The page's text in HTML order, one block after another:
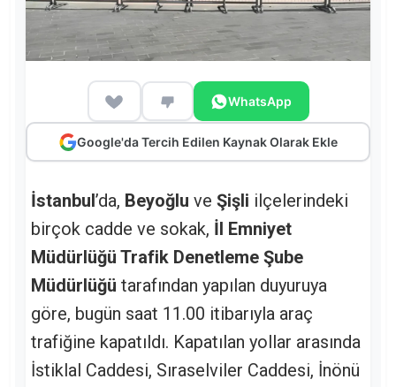
WhatsApp
Google'da Tercih Edilen Kaynak Olarak Ekle
İstanbul’da, Beyoğlu ve Şişli ilçelerindeki
birçok cadde ve sokak, İl Emniyet
Müdürlüğü Trafik Denetleme Şube
Müdürlüğü tarafından yapılan duyuruya
göre, bugün saat 11.00 itibarıyla araç
trafiğine kapatıldı. Kapatılan yollar arasında
İstiklal Caddesi, Sıraselviler Caddesi, İnönü